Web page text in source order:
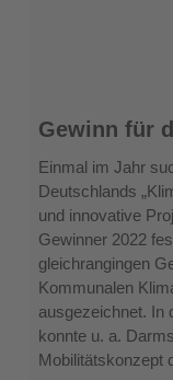
Gewinn
für
das
Klima
(Ausgabe
6.2022)
Gewinn für
Einmal im Jahr
Deutschlands
und innovative
Gewinner 2022
gleichrangingen
Kommunalen
ausgezeichnet. In
konnte u. a.
Mobilitätskonzept